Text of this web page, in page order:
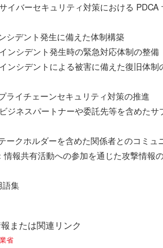
イバーセキュリティ対策における PDCA
シデント発生に備えた体制構築
ンシデント発生時の緊急対応体制の整備
ンシデントによる被害に備えた復旧体制
ライチェーンセキュリティ対策の推進
ジネスパートナーや委託先等を含めた
ークホルダーを含めた関係者とのコミュ
情報共有活動への参加を通じた攻撃情報
語集
または関連リンク
省